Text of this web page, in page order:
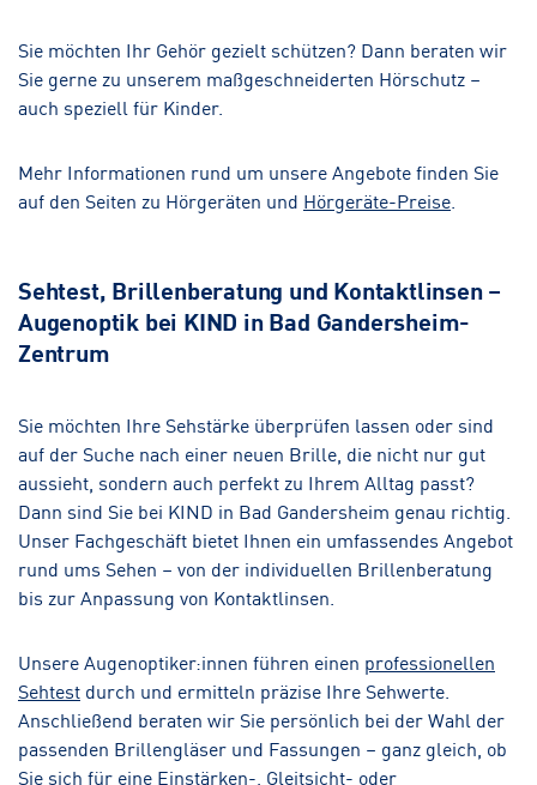
Sie möchten Ihr Gehör gezielt schützen? Dann beraten wir
Sie gerne zu unserem maßgeschneiderten Hörschutz –
auch speziell für Kinder.
Mehr Informationen rund um unsere Angebote finden Sie
auf den Seiten zu Hörgeräten und Hörgeräte-Preise
Sehtest, Brillenberatung und Kontaktlinsen –
Augenoptik bei KIND in Bad Gandersheim-
Zentrum
Sie möchten Ihre Sehstärke überprüfen lassen oder sind
auf der Suche nach einer neuen Brille, die nicht nur gut
aussieht, sondern auch perfekt zu Ihrem Alltag passt?
Dann sind Sie bei KIND in Bad Gandersheim genau richtig.
Unser Fachgeschäft bietet Ihnen ein umfassendes Angebot
rund ums Sehen – von der individuellen Brillenberatung
bis zur Anpassung von Kontaktlinsen.
Unsere Augenoptiker:innen führen einen professionellen
Sehtest durch und ermitteln präzise Ihre Sehwerte.
Anschließend beraten wir Sie persönlich bei der Wahl der
passenden Brillengläser und Fassungen – ganz gleich, ob
Sie sich für eine Einstärken-, Gleitsicht- oder